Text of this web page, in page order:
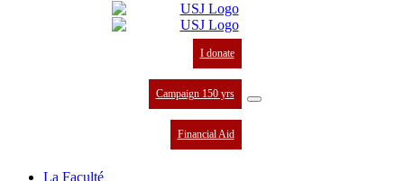
I donate
Campaign 150 yrs
Financial Aid
La Faculté